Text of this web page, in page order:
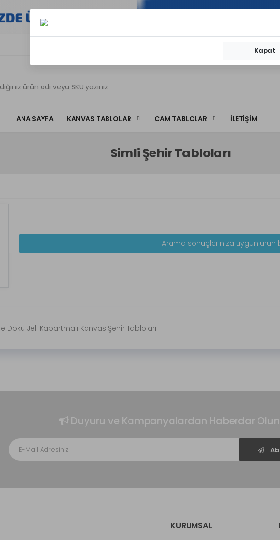
ANA SAYFA KANVAS TABLOLAR CAM TABLOLAR İLETIŞIM
Simli Şehir Tabloları
Arama sonuçlarınıza uygun ürün
Doku Jeli Kabartmalı Kanvas Şehir Tabloları.
Duyuru ve Kampanyalardan Haberdar
KURUMSAL
Kapat